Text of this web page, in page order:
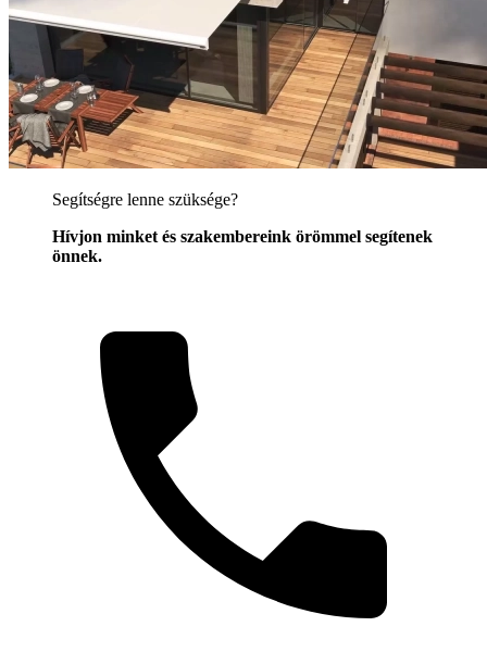
Segítségre lenne szüksége?
Hívjon minket és szakembereink örömmel segítenek
önnek.